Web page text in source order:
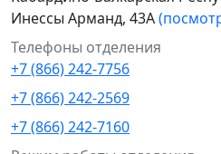
Инессы Арманд, 43А
Телефоны отделения
+7 (866) 242-7756
+7 (866) 242-2569
+7 (866) 242-7160